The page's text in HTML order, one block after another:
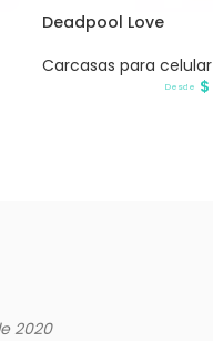
Deadpool Love
Carcasas para celular
Desde $
2020